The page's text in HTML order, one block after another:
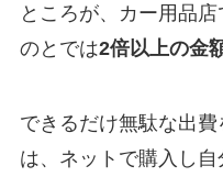
ところが、カー用品
のとでは2倍以上の金
できるだけ無駄な出
は、ネットで購入し